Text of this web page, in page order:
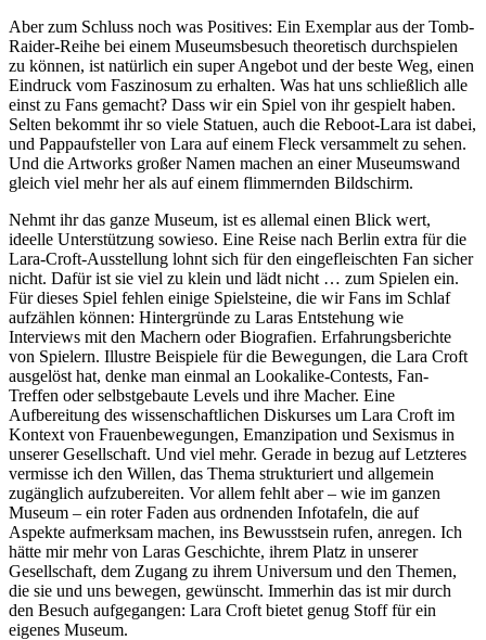
Aber zum Schluss noch was Positives: Ein Exemplar aus der Tomb-
Raider-Reihe bei einem Museumsbesuch theoretisch durchspielen
zu können, ist natürlich ein super Angebot und der beste Weg, einen
Eindruck vom Faszinosum zu erhalten. Was hat uns schließlich alle
einst zu Fans gemacht? Dass wir ein Spiel von ihr gespielt haben.
Selten bekommt ihr so viele Statuen, auch die Reboot-Lara ist dabei,
und Pappaufsteller von Lara auf einem Fleck versammelt zu sehen.
Und die Artworks großer Namen machen an einer Museumswand
gleich viel mehr her als auf einem flimmernden Bildschirm.
Nehmt ihr das ganze Museum, ist es allemal einen Blick wert,
ideelle Unterstützung sowieso. Eine Reise nach Berlin extra für die
Lara-Croft-Ausstellung lohnt sich für den eingefleischten Fan sicher
nicht. Dafür ist sie viel zu klein und lädt nicht … zum Spielen ein.
Für dieses Spiel fehlen einige Spielsteine, die wir Fans im Schlaf
aufzählen können: Hintergründe zu Laras Entstehung wie
Interviews mit den Machern oder Biografien. Erfahrungsberichte
von Spielern. Illustre Beispiele für die Bewegungen, die Lara Croft
ausgelöst hat, denke man einmal an Lookalike-Contests, Fan-
Treffen oder selbstgebaute Levels und ihre Macher. Eine
Aufbereitung des wissenschaftlichen Diskurses um Lara Croft im
Kontext von Frauenbewegungen, Emanzipation und Sexismus in
unserer Gesellschaft. Und viel mehr. Gerade in bezug auf Letzteres
vermisse ich den Willen, das Thema strukturiert und allgemein
zugänglich aufzubereiten. Vor allem fehlt aber – wie im ganzen
Museum – ein roter Faden aus ordnenden Infotafeln, die auf
Aspekte aufmerksam machen, ins Bewusstsein rufen, anregen. Ich
hätte mir mehr von Laras Geschichte, ihrem Platz in unserer
Gesellschaft, dem Zugang zu ihrem Universum und den Themen,
die sie und uns bewegen, gewünscht. Immerhin das ist mir durch
den Besuch aufgegangen: Lara Croft bietet genug Stoff für ein
eigenes Museum.